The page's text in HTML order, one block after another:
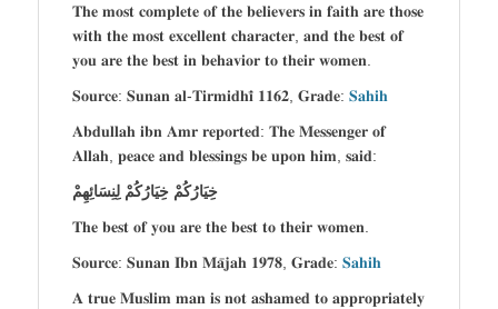
𝐓𝐡𝐞 𝐦𝐨𝐬𝐭 𝐜𝐨𝐦𝐩𝐥𝐞𝐭𝐞 𝐨𝐟 𝐭𝐡𝐞 𝐛𝐞𝐥𝐢𝐞𝐯𝐞𝐫𝐬 𝐢𝐧 𝐟𝐚𝐢𝐭𝐡 𝐚𝐫𝐞 𝐭𝐡𝐨𝐬𝐞
𝐰𝐢𝐭𝐡 𝐭𝐡𝐞 𝐦𝐨𝐬𝐭 𝐞𝐱𝐜𝐞𝐥𝐥𝐞𝐧𝐭 𝐜𝐡𝐚𝐫𝐚𝐜𝐭𝐞𝐫, 𝐚𝐧𝐝 𝐭𝐡𝐞 𝐛𝐞𝐬𝐭 𝐨𝐟
𝐲𝐨𝐮 𝐚𝐫𝐞 𝐭𝐡𝐞 𝐛𝐞𝐬𝐭 𝐢𝐧 𝐛𝐞𝐡𝐚𝐯𝐢𝐨𝐫 𝐭𝐨 𝐭𝐡𝐞𝐢𝐫 𝐰𝐨𝐦𝐞𝐧.
𝐒𝐨𝐮𝐫𝐜𝐞: 𝐒𝐮𝐧𝐚𝐧 𝐚𝐥-𝐓𝐢𝐫𝐦𝐢𝐝𝐡𝐢̄ 𝟏𝟏𝟔𝟐, 𝐆𝐫𝐚𝐝𝐞: 𝐒𝐚𝐡𝐢𝐡
𝐀𝐛𝐝𝐮𝐥𝐥𝐚𝐡 𝐢𝐛𝐧 𝐀𝐦𝐫 𝐫𝐞𝐩𝐨𝐫𝐭𝐞𝐝: 𝐓𝐡𝐞 𝐌𝐞𝐬𝐬𝐞𝐧𝐠𝐞𝐫 𝐨𝐟
𝐀𝐥𝐥𝐚𝐡, 𝐩𝐞𝐚𝐜𝐞 𝐚𝐧𝐝 𝐛𝐥𝐞𝐬𝐬𝐢𝐧𝐠𝐬 𝐛𝐞 𝐮𝐩𝐨𝐧 𝐡𝐢𝐦, 𝐬𝐚𝐢𝐝:
خِيَارُكُمْ خِيَارُكُمْ لِنِسَائِهِمْ
𝐓𝐡𝐞 𝐛𝐞𝐬𝐭 𝐨𝐟 𝐲𝐨𝐮 𝐚𝐫𝐞 𝐭𝐡𝐞 𝐛𝐞𝐬𝐭 𝐭𝐨 𝐭𝐡𝐞𝐢𝐫 𝐰𝐨𝐦𝐞𝐧.
𝐒𝐨𝐮𝐫𝐜𝐞: 𝐒𝐮𝐧𝐚𝐧 𝐈𝐛𝐧 𝐌𝐚̄𝐣𝐚𝐡 𝟏𝟗𝟕𝟖, 𝐆𝐫𝐚𝐝𝐞: 𝐒𝐚𝐡𝐢𝐡
𝐀 𝐭𝐫𝐮𝐞 𝐌𝐮𝐬𝐥𝐢𝐦 𝐦𝐚𝐧 𝐢𝐬 𝐧𝐨𝐭 𝐚𝐬𝐡𝐚𝐦𝐞𝐝 𝐭𝐨 𝐚𝐩𝐩𝐫𝐨𝐩𝐫𝐢𝐚𝐭𝐞𝐥𝐲